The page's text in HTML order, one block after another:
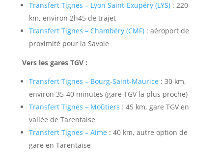
Transfert Tignes – Lyon Saint-Exupéry (LYS): 220
km, environ 2h45 de trajet
Transfert Tignes – Chambéry (CMF): aéroport de
proximité pour la Savoie
Vers les gares TGV :
Transfert Tignes – Bourg-Saint-Maurice: 30 km,
environ 35-40 minutes (gare TGV la plus proche)
Transfert Tignes – Moûtiers : 45 km, gare TGV en
vallée de Tarentaise
Transfert Tignes – Aime: 40 km, autre option de
gare en Tarentaise